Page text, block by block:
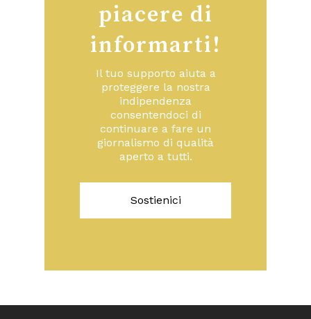
piacere di
informarti!
Il tuo supporto aiuta a
proteggere la nostra
indipendenza
consentendoci di
continuare a fare un
giornalismo di qualità
aperto a tutti.
Sostienici